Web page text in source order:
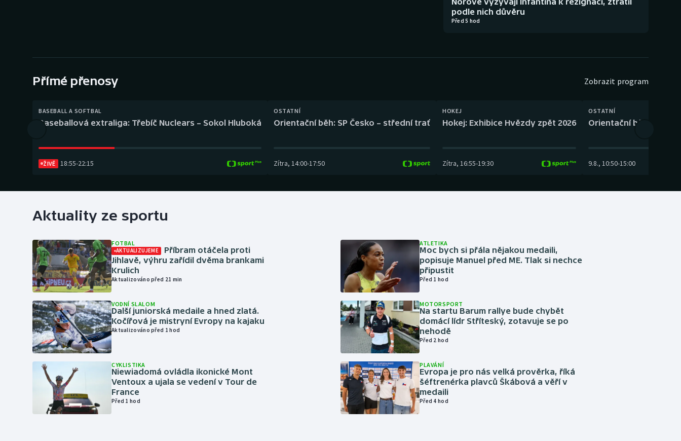
Gymnastika Plážový volejbal
podle nich důvěru
Před 5 hod
Přímé přenosy Zobrazit program
BASEBALL A SOFTBAL
Baseballová extraliga: Třebíč Nuclears – Sokol Hluboká
ŽIVĚ 18:55-22:15
OSTATNÍ
Orientační běh: SP Česko – střední trať
Zítra, 14:00-17:50
HOKEJ
Hokej: Exhibice Hvězdy zpět 2026
Zítra, 16:55-19:30
OSTATNÍ
Orientační běh: SP
9.8., 10:50-15:00
Aktuality ze sportu
FOTBAL
AKTUALIZUJEME
Příbram otáčela proti
Jihlavě, výhru zařídil dvěma brankami
Krulich
Aktualizováno před 21 min
VODNÍ SLALOM
Další juniorská medaile a hned zlatá.
Kočířová je mistryní Evropy na kajaku
Aktualizováno před 1 hod
CYKLISTIKA
Niewiadomá ovládla ikonické Mont
Ventoux a ujala se vedení v Tour de
France
Před 1 hod
ATLETIKA
Moc bych si přála nějakou medaili,
popisuje Manuel před ME. Tlak si nechce
připustit
Před 1 hod
MOTORSPORT
Na startu Barum rallye bude chybět
domácí lídr Stříteský, zotavuje se po
nehodě
Před 2 hod
PLAVÁNÍ
Evropa je pro nás velká prověrka, říká
šéftrenérka plavců Škábová a věří v
medaili
Před 4 hod